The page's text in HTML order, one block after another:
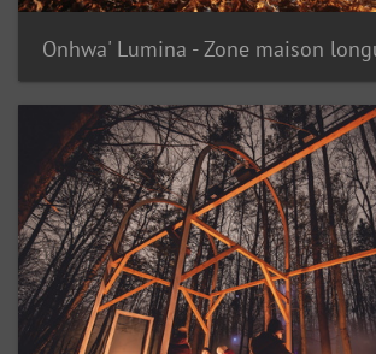
Onhwa' Lumina - Zone maison